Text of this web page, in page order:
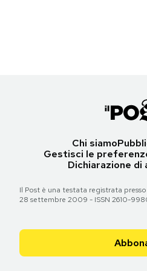
Chi siamo
Gestisci le
Dichiarazione di
Il Post è una testata registrata
28 settembre 2009 - ISSN 2610-